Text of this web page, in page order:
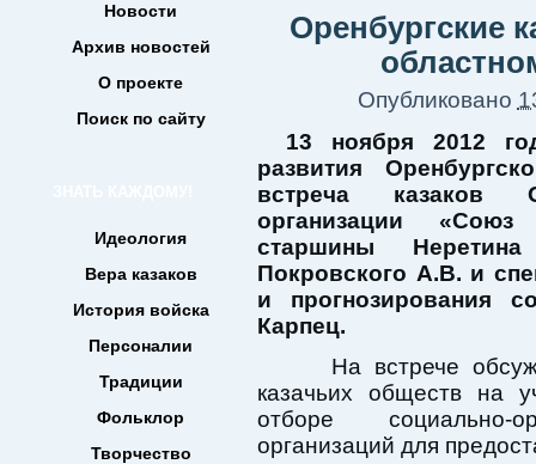
Новости
Архив новостей
О проекте
Поиск по сайту
Идеология
Вера казаков
История войска
Персоналии
Традиции
Фольклор
Творчество
Оренбургские
Опубликовано
13 ноября 2012
развития
встреча казаков
организации
старшины
Покровского А.В. и
и прогнозирования
Карпец.
На встрече
казачьих обществ на
отборе социально-
организаций для